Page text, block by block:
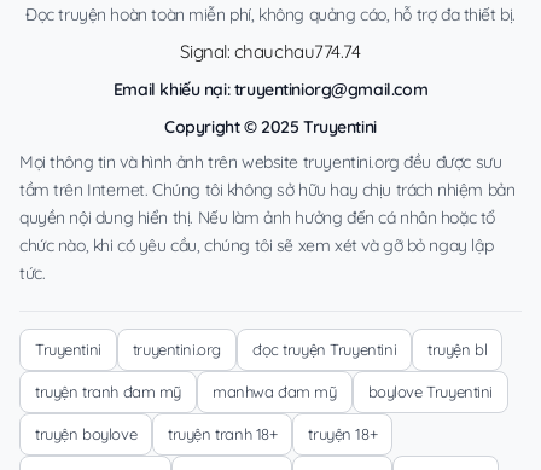
Đọc truyện hoàn toàn miễn phí, không quảng cáo, hỗ trợ đa thiết bị.
Signal: chauchau774.74
Email khiếu nại:truyentiniorg@gmail.com
Copyright © 2025 Truyentini
Mọi thông tin và hình ảnh trên website truyentini.org đều được sưu
tầm trên Internet. Chúng tôi không sở hữu hay chịu trách nhiệm bản
quyền nội dung hiển thị. Nếu làm ảnh hưởng đến cá nhân hoặc tổ
chức nào, khi có yêu cầu, chúng tôi sẽ xem xét và gỡ bỏ ngay lập
tức.
Truyentini truyentini.org đọc truyện Truyentini truyện bl
truyện tranh đam mỹ manhwa đam mỹ boylove Truyentini
truyện boylove truyện tranh 18+ truyện 18+